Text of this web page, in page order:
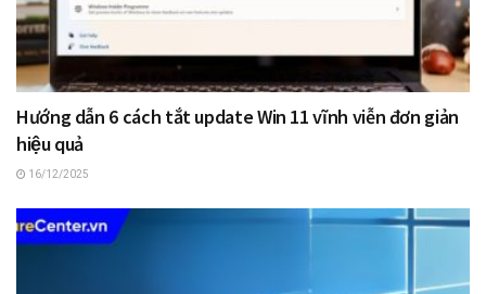
Hướng dẫn 6 cách tắt update Win 11 vĩnh viễn đơn giản
hiệu quả
16/12/2025